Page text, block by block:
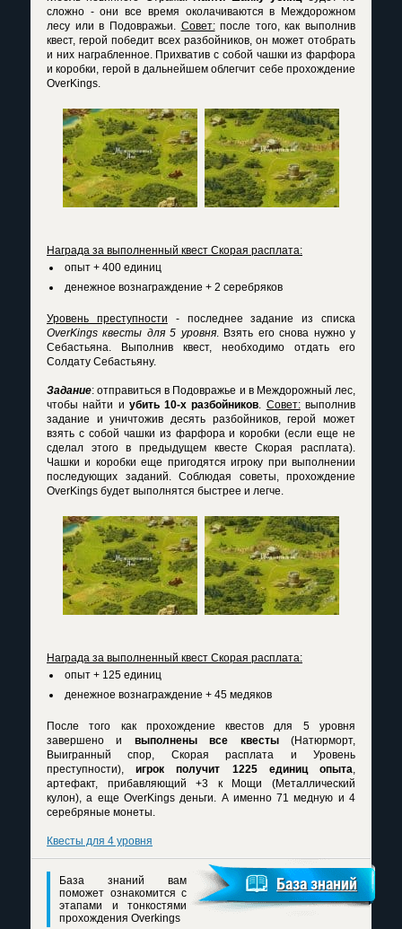
сложно - они все время околачиваются в Междорожном
лесу или в Подовражьи. Совет:после того, как выполнив
квест, герой победит всех разбойников, он может отобрать
и них награбленное. Прихватив с собой чашки из фарфора
и коробки, герой в дальнейшем облегчит себе прохождение
OverKings.
Награда за выполненный квест Скорая расплата:
опыт + 400 единиц
денежное вознаграждение + 2 серебряков
Уровень преступности - последнее задание из списка
OverKings квесты для 5 уровня. Взять его снова нужно у
Себастьяна. Выполнив квест, необходимо отдать его
Солдату Себастьяну.
Задание: отправиться в Подовражье и в Междорожный лес,
чтобы найти и убить 10-х разбойников. Совет:выполнив
задание и уничтожив десять разбойников, герой может
взять с собой чашки из фарфора и коробки (если еще не
сделал этого в предыдущем квесте Скорая расплата).
Чашки и коробки еще пригодятся игроку при выполнении
последующих заданий. Соблюдая советы, прохождение
OverKings будет выполнятся быстрее и легче.
Награда за выполненный квест Скорая расплата:
опыт + 125 единиц
денежное вознаграждение + 45 медяков
После того как прохождение квестов для 5 уровня
завершено и выполнены все квесты(Натюрморт,
Выигранный спор, Скорая расплата и Уровень
преступности),игрок получит 1225 единиц опыта,
артефакт, прибавляющий +3 к Мощи (Металлический
кулон), а еще OverKings деньги. А именно 71 медную и 4
серебряные монеты.
Квесты для 4 уровня
База знаний вам
поможет ознакомится с
этапами и тонкостями
прохождения Overkings
База знаний